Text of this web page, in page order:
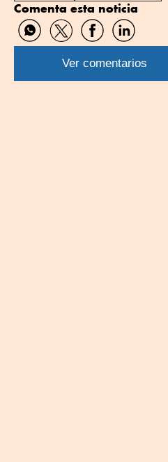
Comenta esta noticia
Compartir
por
WhatsApp
Compartir
por
Twitter
Compartir
por
Facebook
Compartir
por
Linkedin
Ver comentarios